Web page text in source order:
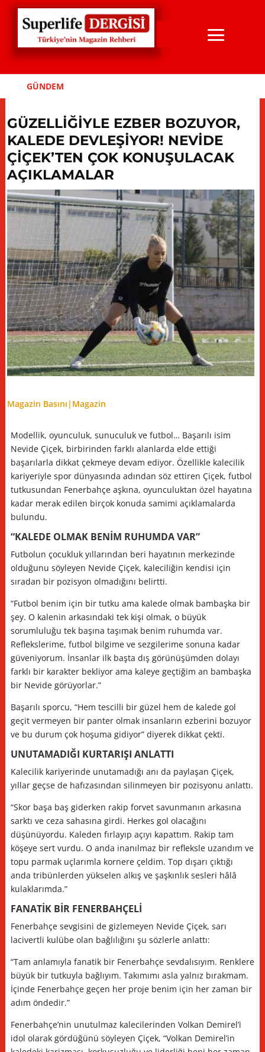
GÜNDEM
GÜZELLİĞİYLE EZBER BOZUYOR,
KALEDE DEVLEŞİYOR! NEVİDE
ÇİÇEK’TEN ÇOK KONUŞULACAK
AÇIKLAMALAR
Magazin Basını| Magazin
Modellik, oyunculuk, sunuculuk ve futbol… Başarılı isim
Nevide Çiçek, birbirinden farklı alanlarda elde ettiği
başarılarla dikkat çekmeye devam ediyor. Özellikle kalecilik
kariyeriyle spor dünyasında adından söz ettiren Çiçek, futbol
tutkusundan Fenerbahçe aşkına, oyunculuktan özel hayatına
kadar merak edilen birçok konuda samimi açıklamalarda
bulundu.
“KALEDE OLMAK BENİM RUHUMDA VAR”
Futbolun çocukluk yıllarından beri hayatının merkezinde
olduğunu söyleyen Nevide Çiçek, kaleciliğin kendisi için
sıradan bir pozisyon olmadığını belirtti.
“Futbol benim için bir tutku ama kalede olmak bambaşka bir
şey. O kalenin arkasındaki tek kişi olmak, o büyük
sorumluluğu tek başına taşımak benim ruhumda var.
Reflekslerime, futbol bilgime ve sezgilerime sonuna kadar
güveniyorum. İnsanlar ilk başta dış görünüşümden dolayı
farklı bir karakter bekliyor ama kaleye geçtiğim an bambaşka
bir Nevide görüyorlar.”
Başarılı sporcu, “Hem tescilli bir güzel hem de kalede gol
geçit vermeyen bir panter olmak insanların ezberini bozuyor
ve bu durum çok hoşuma gidiyor” diyerek dikkat çekti.
UNUTAMADIĞI KURTARIŞI ANLATTI
Kalecilik kariyerinde unutamadığı anı da paylaşan Çiçek,
yıllar geçse de hafızasından silinmeyen bir pozisyonu anlattı.
“Skor başa baş giderken rakip forvet savunmanın arkasına
sarktı ve ceza sahasına girdi. Herkes gol olacağını
düşünüyordu. Kaleden fırlayıp açıyı kapattım. Rakip tam
köşeye sert vurdu. O anda inanılmaz bir refleksle uzandım ve
topu parmak uçlarımla kornere çeldim. Top dışarı çıktığı
anda tribünlerden yükselen alkış ve şaşkınlık sesleri hâlâ
kulaklarımda.”
FANATİK BİR FENERBAHÇELİ
Fenerbahçe sevgisini de gizlemeyen Nevide Çiçek, sarı
lacivertli kulübe olan bağlılığını şu sözlerle anlattı:
“Tam anlamıyla fanatik bir Fenerbahçe sevdalısıyım. Renklere
büyük bir tutkuyla bağlıyım. Takımımı asla yalnız bırakmam.
İçinde Fenerbahçe geçen her proje benim için her zaman bir
adım öndedir.”
Fenerbahçe’nin unutulmaz kalecilerinden Volkan Demirel’i
idol olarak gördüğünü söyleyen Çiçek, “Volkan Demirel’in